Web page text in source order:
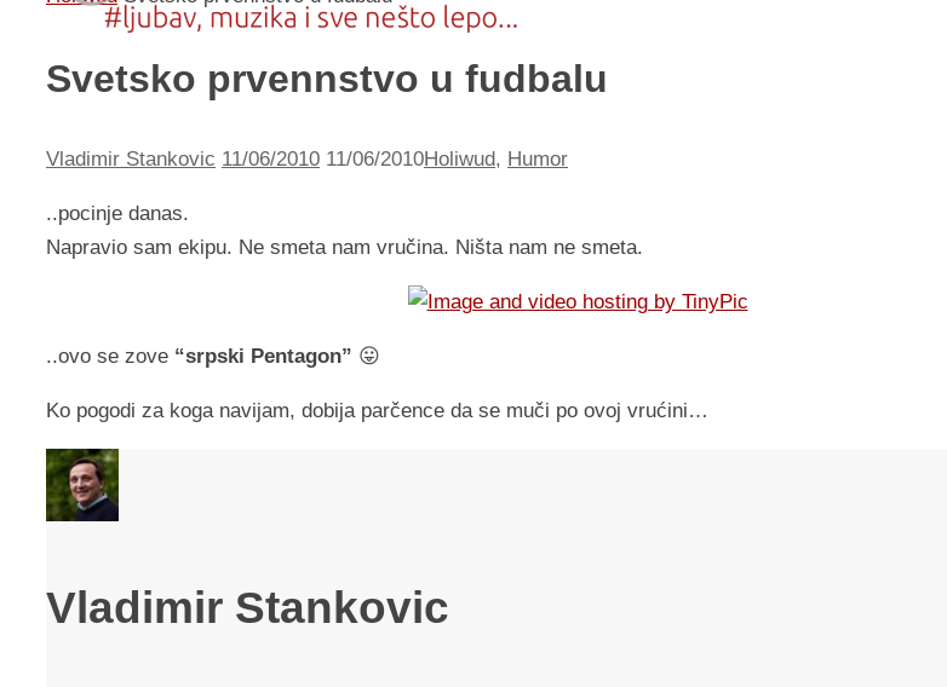
Svetsko prvennstvo u fudbalu
Vladimir Stankovic 11/06/2010 11/06/2010Holiwud, Humor
..pocinje danas.
Napravio sam ekipu. Ne smeta nam vručina. Ništa nam ne smeta.
..ovo se zove “srpski Pentagon” 😛
Ko pogodi za koga navijam, dobija parčence da se muči po ovoj vrućini…
Vladimir Stankovic